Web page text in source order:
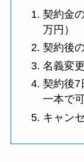
契約金
万円）
契約後
名義変
契約後7
一本で可
キャン